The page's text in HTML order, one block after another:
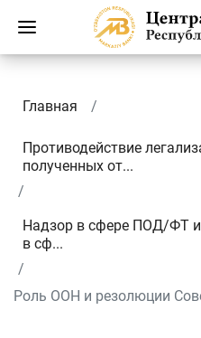
Главная
Противодействие
полученных от...
Надзор в сфере ПОД/ФТ
в сф...
Роль ООН и резолюции